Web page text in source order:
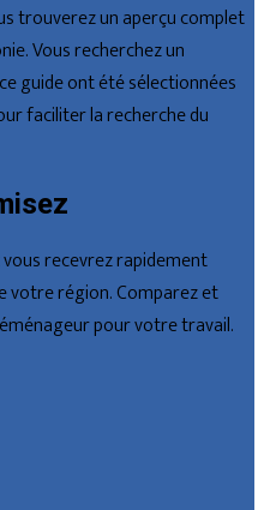
trouverez un aperçu complet
Vous recherchez un
guide ont été sélectionnées
faciliter la recherche du
recevrez rapidement
votre région. Comparez et
pour votre travail.